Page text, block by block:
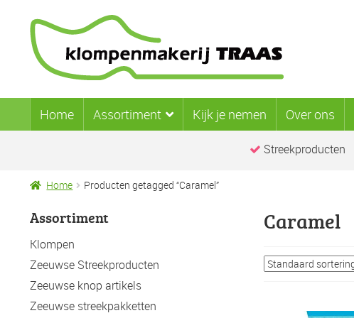
Ga
door
naar
navigatie
Ga
naar
de
inhoud
Home Assortiment Kijk je nemen Over ons
Streekproducten
Home Producten getagged “Caramel”
Caramel
Assortiment
Klompen
Zeeuwse Streekproducten
Zeeuwse knop artikels
Zeeuwse streekpakketten